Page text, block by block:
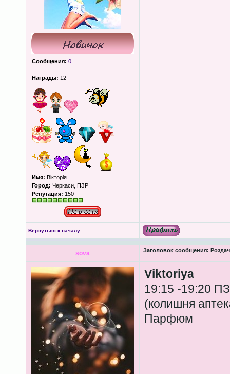
Сообщения: 0
Награды: 12
Имя: Вікторія
Город: Черкаси, ПЗР
Репутация: 150
Вернуться к началу
sova Заголовок сообщения:
Viktoriya
19:15 -19:20
(колишня
Парфюм